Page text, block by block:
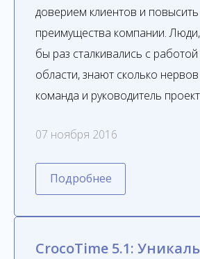
доверием клиентов и
преимущества компании.
бы раз сталкивались с
области, знают сколько нервов
команда и руководитель
07 ноября 2016
Подробнее
CrocoTime 5.1: